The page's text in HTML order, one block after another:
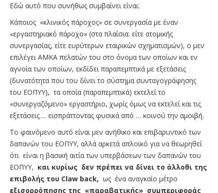
Εδώ αυτό που συνήθως συμβαίνει είναι:
Κάποιος «κλινικός πάροχος» σε συνεργασία με έναν
«εργαστηριακό πάροχο» (στα πλαίσια: είτε ατομικής
συνεργασίας, είτε ευρύτερων εταιρικών σχηματισμών), ο μεν
επιλέγει ΑΜΚΑ πελατών του στο όνομα των οποίων και εν
αγνοία των οποίων, εκδίδει παραπεμπτικά με εξετάσεις
(δυνατότητα που του δίνει το σύστημα συνταγογράφησης
του ΕΟΠΥΥ), τα οποία (παραπεμπτικά) εκτελεί το
«συνεργαζόμενο» εργαστήριο, χωρίς όμως να εκτελεί και τις
εξετάσεις…. εισπράττοντας φυσικά από … κοινού την αμοιβή.
Το φαινόμενο αυτό είναι μεν ανήθικο και επιβαρυντικό των
δαπανών του ΕΟΠΥΥ, αλλά αρκετά απλοϊκό για να θεωρηθεί
ότι είναι η βασική αιτία των υπερβάσεων των δαπανών του
ΕΟΠΥΥ, και κυρίως δεν πρέπει να δίνει το άλλοθι της
επιβολής του Claw back, ως ένα αναγκαίο μέτρο
εξισορρόπησης της «παραβατικής» συμπεριφοράς